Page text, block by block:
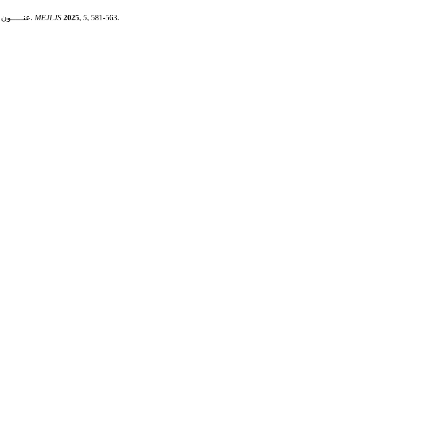
عنـــــون س. ن. .; القيسي د. م. ا. . أثر الاتفاق على التحكيم من حيث الأشخاص. MEJLJS 2025, 5, 581-563.